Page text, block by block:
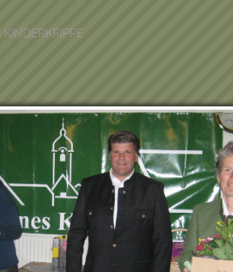
um unsere Webseite für Sie
zu gestalten. Wenn Sie fortfahren,
Verwendung von Cookies auf
Datenschutzerklärung/Cookie-